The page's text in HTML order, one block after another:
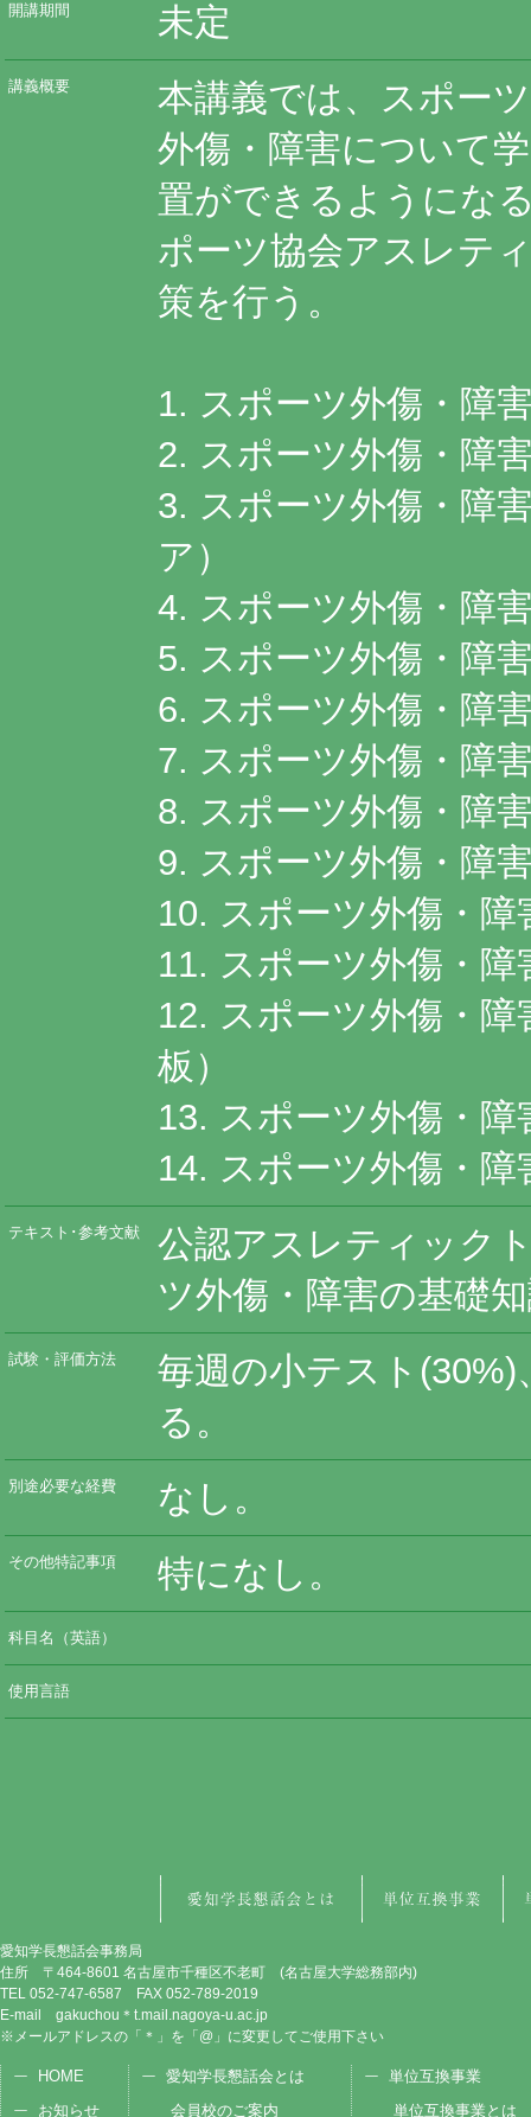
開講期間 未定
講義概要
本講義では、スポー
外傷・障害について
置ができるようにな
ポーツ協会アスレテ
策を行う。
1. スポーツ外傷・障
2. スポーツ外傷・
3. スポーツ外傷・
ア）
4. スポーツ外傷・
5. スポーツ外傷・
6. スポーツ外傷・
7. スポーツ外傷・
8. スポーツ外傷・
9. スポーツ外傷・
10. スポーツ外傷
11. スポーツ外傷・
12. スポーツ外傷・
板）
13. スポーツ外傷
14. スポーツ外傷
テキスト･参考文献
公認アスレティック
ツ外傷・障害の基礎
試験・評価方法
毎週の小テスト
る。
別途必要な経費 なし。
その他特記事項 特になし。
科目名（英語）
使用言語
愛知学長懇話会事務局
住所 〒464-8601 名古屋市千種区不老町 (名古屋大学総務部内)
TEL 052-747-6587 FAX 052-789-2019
E-mail gakuchou＊t.mail.nagoya-u.ac.jp
※メールアドレスの「＊」を「@」に変更してご使用下さい
HOME
お知らせ
愛知学長懇話会とは
会員校のご案内
単位互換事業
単位互換事業とは